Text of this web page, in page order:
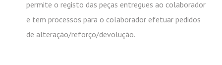
permite o registo das peças entregues ao colaborador
e tem processos para o colaborador efetuar pedidos
de alteração/reforço/devolução.